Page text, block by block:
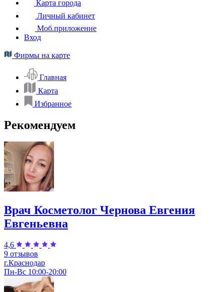
Карта города
Личный кабинет
Моб.приложение
Вход
Фирмы на карте
Главная
Карта
Избранное
Рекомендуем
Врач Косметолог Чернова Евгения
Евгеньевна
4,6
9 отзывов
г.Краснодар
Пн-Вс 10:00-20:00